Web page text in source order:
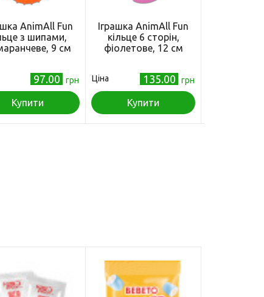
AnimAll Fun
з шипами,
9 см
97.00 грн
Купити
Іграшка AnimAll Fun
кільце 6 сторін,
фіолетове, 12 см
Ціна 135.00 грн
Купити